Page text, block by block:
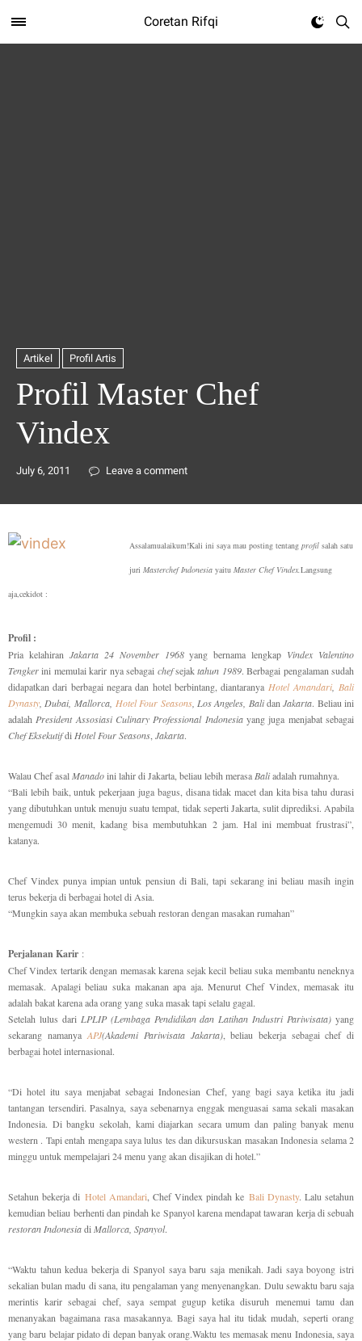
Coretan Rifqi
Artikel Profil Artis
Profil Master Chef
Vindex
July 6, 2011 Leave a comment
Assalamualaikum!Kali ini saya mau posting tentang profil salah satu
juri Masterchef Indonesia yaitu Master Chef Vindex.Langsung
aja,cekidot :
Profil :
Pria kelahiran Jakarta 24 November 1968yang bernama lengkap Vindex Valentino
Tengkerini memulai karir nya sebagai chefsejaktahun 1989. Berbagai pengalaman sudah
didapatkan dari berbagai negara dan hotel berbintang, diantaranya Hotel Amandari, Bali
Dynasty , Dubai, Mallorca, Hotel Four Seasons, Los Angeles, BalidanJakarta. Beliau ini
adalah President Assosiasi Culinary Professional Indonesiayang juga menjabat sebagai
Chef Eksekutifdi Hotel Four Seasons Jakarta.
Walau Chef asal Manadoini lahir di Jakarta, beliau lebih merasa Baliadalah rumahnya.
“Bali lebih baik, untuk pekerjaan juga bagus, disana tidak macet dan kita bisa tahu durasi
yang dibutuhkan untuk menuju suatu tempat, tidak seperti Jakarta, sulit diprediksi. Apabila
mengemudi 30 menit, kadang bisa membutuhkan 2 jam. Hal ini membuat frustrasi”,
katanya.
Chef Vindex punya impian untuk pensiun di Bali, tapi sekarang ini beliau masih ingin
terus bekerja di berbagai hotel di Asia.
“Mungkin saya akan membuka sebuah restoran dengan masakan rumahan”
Perjalanan Karir :
Chef Vindex tertarik dengan memasak karena sejak kecil beliau suka membantu neneknya
memasak. Apalagi beliau suka makanan apa aja. Menurut Chef Vindex, memasak itu
adalah bakat karena ada orang yang suka masak tapi selalu gagal.
Setelah lulus dari LPLIP (Lembaga Pendidikan dan Latihan Industri Pariwisata) yang
sekarang namanya APJ(Akademi Pariwisata Jakarta), beliau bekerja sebagai chef di
berbagai hotel internasional.
“Di hotel itu saya menjabat sebagai Indonesian Chef, yang bagi saya ketika itu jadi
tantangan tersendiri. Pasalnya, saya sebenarnya enggak menguasai sama sekali masakan
Indonesia. Di bangku sekolah, kami diajarkan secara umum dan paling banyak menu
western . Tapi entah mengapa saya lulus tes dan dikursuskan masakan Indonesia selama 2
minggu untuk mempelajari 24 menu yang akan disajikan di hotel.”
Setahun bekerja di Hotel Amandari , Chef Vindex pindah ke Bali Dynasty. Lalu setahun
kemudian beliau berhenti dan pindah ke Spanyol karena mendapat tawaran kerja di sebuah
restoran Indonesiadi Mallorca, Spanyol.
“Waktu tahun kedua bekerja di Spanyol saya baru saja menikah. Jadi saya boyong istri
sekalian bulan madu di sana, itu pengalaman yang menyenangkan. Dulu sewaktu baru saja
merintis karir sebagai chef, saya sempat gugup ketika disuruh menemui tamu dan
menanyakan bagaimana rasa masakannya. Bagi saya hal itu tidak mudah, seperti orang
yang baru belajar pidato di depan banyak orang.Waktu tes memasak menu Indonesia, saya